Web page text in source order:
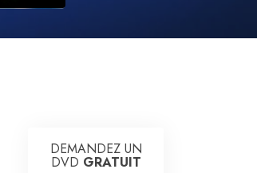
DEMANDEZ UN
DVD GRATUIT